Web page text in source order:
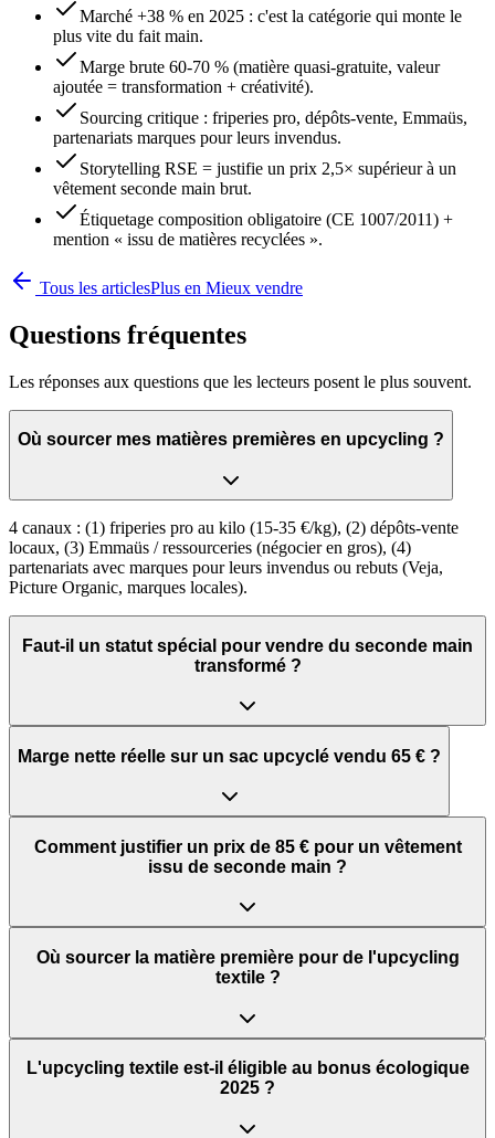
Marché +38 % en 2025 : c'est la catégorie qui monte le
plus vite du fait main.
Marge brute 60-70 % (matière quasi-gratuite, valeur
ajoutée = transformation + créativité).
Sourcing critique : friperies pro, dépôts-vente, Emmaüs,
partenariats marques pour leurs invendus.
Storytelling RSE = justifie un prix 2,5× supérieur à un
vêtement seconde main brut.
Étiquetage composition obligatoire (CE 1007/2011) +
mention « issu de matières recyclées ».
Tous les articlesPlus en Mieux vendre
Questions fréquentes
Les réponses aux questions que les lecteurs posent le plus souvent.
Où sourcer mes matières premières en upcycling ?
4 canaux : (1) friperies pro au kilo (15-35 €/kg), (2) dépôts-vente
locaux, (3) Emmaüs / ressourceries (négocier en gros), (4)
partenariats avec marques pour leurs invendus ou rebuts (Veja,
Picture Organic, marques locales).
Faut-il un statut spécial pour vendre du seconde main
transformé ?
Marge nette réelle sur un sac upcyclé vendu 65 € ?
Comment justifier un prix de 85 € pour un vêtement
issu de seconde main ?
Où sourcer la matière première pour de l'upcycling
textile ?
L'upcycling textile est-il éligible au bonus écologique
2025 ?